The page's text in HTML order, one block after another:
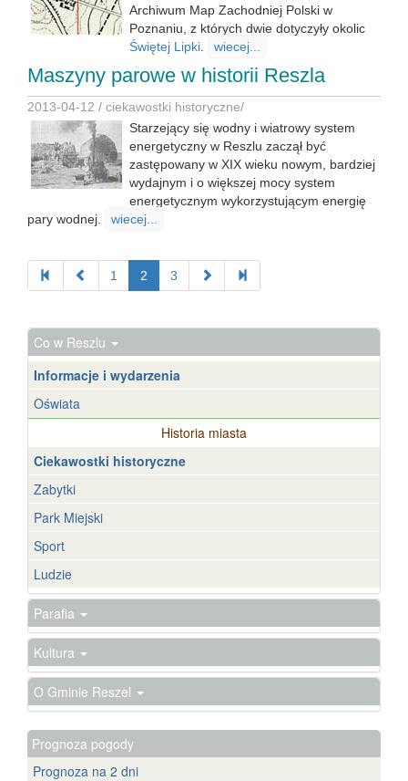
Archiwum Map Zachodniej Polski w
Poznaniu, z których dwie dotyczyły okolic
Świętej Lipki
wiecej...
Maszyny parowe w historii Reszla
2013-04-12 / ciekawostki historyczne/
Starzejący się wodny i wiatrowy system
energetyczny w Reszlu zaczął być
zastępowany w XIX wieku nowym, bardziej
wydajnym i o większej mocy system
energetycznym wykorzystującym energię
pary wodnej.
wiecej...
1 2 3
Co w Reszlu
Informacje i wydarzenia
Oświata
Historia miasta
Ciekawostki historyczne
Zabytki
Park Miejski
Sport
Ludzie
Parafia
Kultura
O Gminie Reszel
Prognoza pogody
Prognoza na 2 dni